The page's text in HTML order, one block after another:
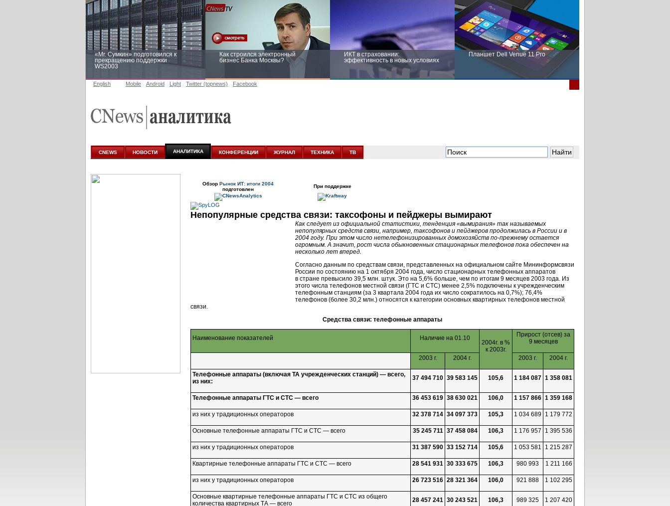
«Mr. Сумкин» подготовился к
прекращению поддержки
WS2003
Как строился электронный
бизнес Банка Москвы?
ИКТ в страховании:
эффективность в новых условиях
Планшет Dell Venue 11 Pro
аналитике
новых условиях
English Mobile Android Light Twitter (topnews) Facebook
CNEWS НОВОСТИ АНАЛИТИКА КОНФЕРЕНЦИИ ЖУРНАЛ ТЕХНИКА ТВ
Обзор Рынок ИТ: итоги 2004
подготовлен
При поддержке
Непопулярные средства связи: таксофоны и пейджеры вымирают
Как следует из официальной статистики, тенденция «вымирания» так называемых
непопулярных средств связи, например, таксофонов и пейджеров продолжилась в России и в
2004 году. При этом число нетелефонизированных домохозяйств по-прежнемуостается
огромным. А значит, рост числа обыкновенных стационарных телефонов пока обеспечен на
несколько лет вперед.
Согласно данным по средствам связи, представленных на официальном сайте Мининформсвязи
России по состоянию на 1 октября 2004 года, число стационарных телефонных аппаратов
в стране превысило 39,5 млн. штук. Это на 5,6% больше, чем по итогам 9 месяцев 2003 года. Из
этого числа телефонов местной связи (ГТС и СТС) менее 2,5% подключены к учрежденческим
телефонным станциям (за 3 квартала 2004 года их число сократилось на 0,7%); 76,4%
телефонов (более 30,2 млн.) относятся к категории основных квартирных телефонов местной
связи.
Средства связи: телефонные аппараты
Наименование показателей Наличие на 01.10
2004г. в %
к 2003г.
Прирост (отсев) за
9 месяцев
2003 г. 2004 г. 2003 г. 2004 г.
Телефонные аппараты (включая ТА учрежденческих станций) — всего,
из них:
37 494 710 39 583 145 105,6 1 184 087 1 358 081
Телефонные аппараты ГТС и СТС — всего 36 453 619 38 630 021 106,0 1 157 866 1 359 168
из них у традиционных операторов 32 378 714 34 097 373 105,3 1 034 689 1 179 772
Основные телефонные аппараты ГТС и СТС — всего 35 245 711 37 458 084 106,3 1 176 957 1 395 536
из них у традиционных операторов 31 387 590 33 152 714 105,6 1 053 581 1 215 287
Квартирные телефонные аппараты ГТС и СТС — всего 28 541 931 30 333 675 106,3 980 993 1 211 166
из них у традиционных операторов 26 723 516 28 321 364 106,0 921 888 1 102 295
Основные квартирные телефонные аппараты ГТС и СТС из общего
количества квартирных ТА — всего
28 457 241 30 243 521 106,3 989 325 1 207 420